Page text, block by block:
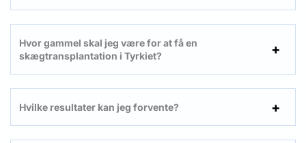
Hvor gammel skal jeg være for at få en
skægtransplantation i Tyrkiet?
Hvilke resultater kan jeg forvente?